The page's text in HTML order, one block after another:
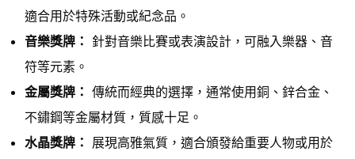
適合用於特殊活動或紀念品。
音樂獎牌： 針對音樂比賽或表演設計，可融入樂器、音
符等元素。
金屬獎牌： 傳統而經典的選擇，通常使用銅、鋅合金、
不鏽鋼等金屬材質，質感十足。
水晶獎牌： 展現高雅氣質，適合頒發給重要人物或用於